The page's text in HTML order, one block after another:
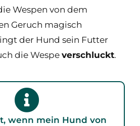
Wespen von dem
Geruch magisch
der Hund sein Futter
die Wespe verschluckt.
wenn mein Hund von